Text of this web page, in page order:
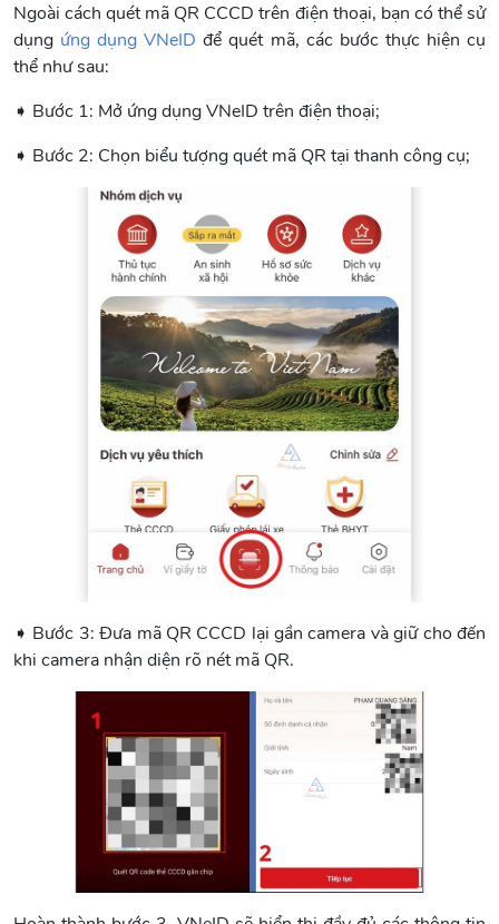
Ngoài cách quét mã QR CCCD trên điện thoại, bạn có thể sử
dụng ứng dụng VNeID để quét mã, các bước thực hiện cụ
thể như sau:
➧ Bước 1: Mở ứng dụng VNeID trên điện thoại;
➧ Bước 2: Chọn biểu tượng quét mã QR tại thanh công cụ;
➧ Bước 3: Đưa mã QR CCCD lại gần camera và giữ cho đến
khi camera nhận diện rõ nét mã QR.